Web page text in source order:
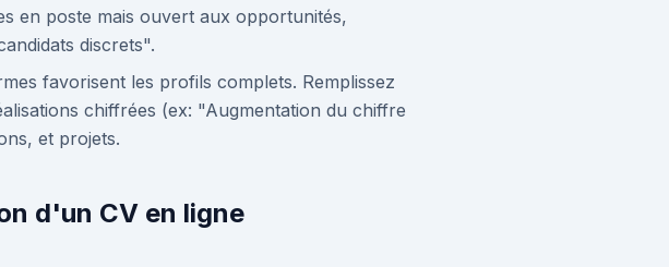
en poste mais ouvert aux opportunités,
discrets".
favorisent les profils complets. Remplissez
chiffrées (ex: "Augmentation du chiffre
et projets.
d'un CV en ligne